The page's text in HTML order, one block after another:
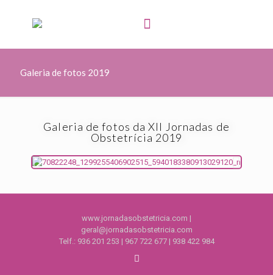
Galeria de fotos 2019
Galeria de fotos da XII Jornadas de
Obstetrícia 2019
www.jornadasobstetricia.com |
geral@jornadasobstetricia.com
Telf.: 936 201 253 | 967 722 677| 938 422 984